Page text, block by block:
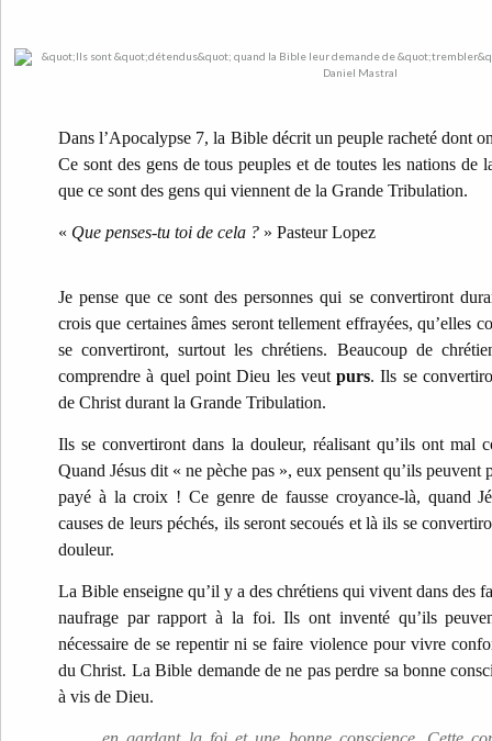
Dans l’Apocalypse 7, la Bible décrit un peuple racheté dont
Ce sont des gens de tous peuples et de toutes les nations de
que ce sont des gens qui viennent de la Grande Tribulation.
« Que penses-tu toi de cela ? » Pasteur Lopez
Je pense que ce sont des personnes qui se convertiront
crois que certaines âmes seront tellement effrayées, qu’elles
se convertiront, surtout les chrétiens. Beaucoup de
comprendre à quel point Dieu les veutpurs. Ils se
de Christ durant la Grande Tribulation.
Ils se convertiront dans la douleur, réalisant qu’ils ont mal
Quand Jésus dit « ne pèche pas », eux pensent qu’ils peuvent
payé à la croix ! Ce genre de fausse croyance-là, quand
causes de leurs péchés, ils seront secoués et là ils se
douleur.
La Bible enseigne qu’il y a des chrétiens qui vivent dans des
naufrage par rapport à la foi. Ils ont inventé qu’ils
nécessaire de se repentir ni se faire violence pour vivre
du Christ. La Bible demande de ne pas perdre sa bonne
à vis de Dieu.